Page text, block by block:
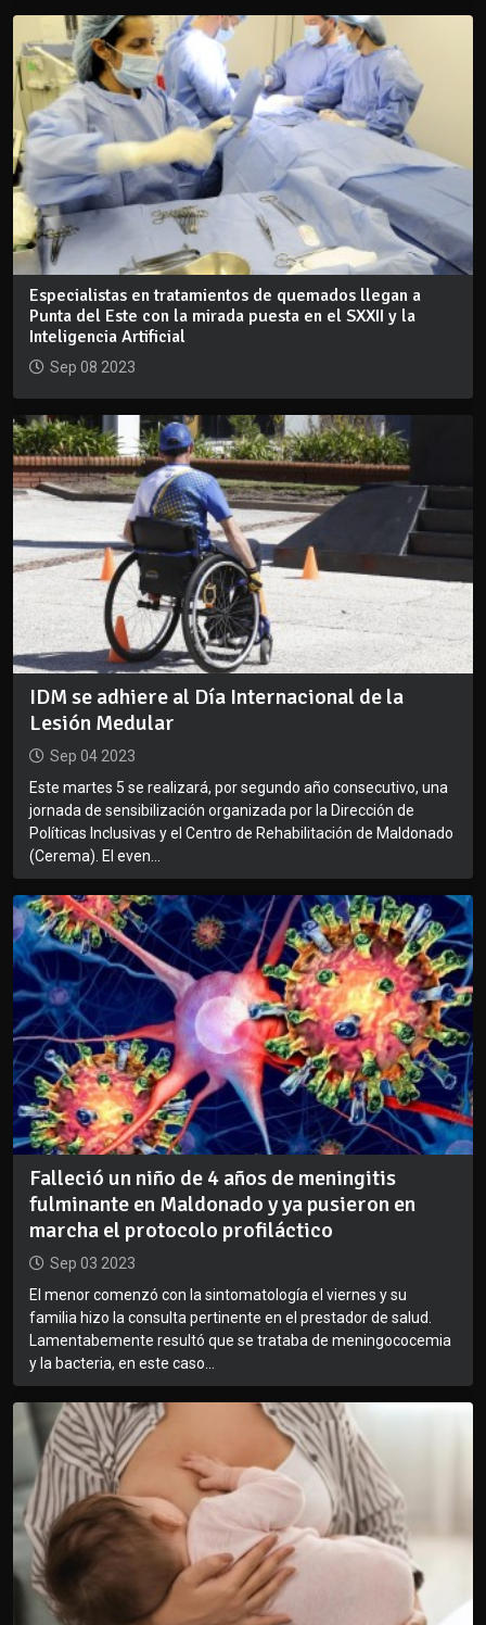
Especialistas en tratamientos de quemados llegan a
Punta del Este con la mirada puesta en el SXXII y la
Inteligencia Artificial
Sep 08 2023
IDM se adhiere al Día Internacional de la
Lesión Medular
Sep 04 2023
Este martes 5 se realizará, por segundo año consecutivo, una
jornada de sensibilización organizada por la Dirección de
Políticas Inclusivas y el Centro de Rehabilitación de Maldonado
(Cerema). El even...
Falleció un niño de 4 años de meningitis
fulminante en Maldonado y ya pusieron en
marcha el protocolo profiláctico
Sep 03 2023
El menor comenzó con la sintomatología el viernes y su
familia hizo la consulta pertinente en el prestador de salud.
Lamentabemente resultó que se trataba de meningococemia
y la bacteria, en este caso...